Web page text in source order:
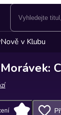
Nově v Klubu